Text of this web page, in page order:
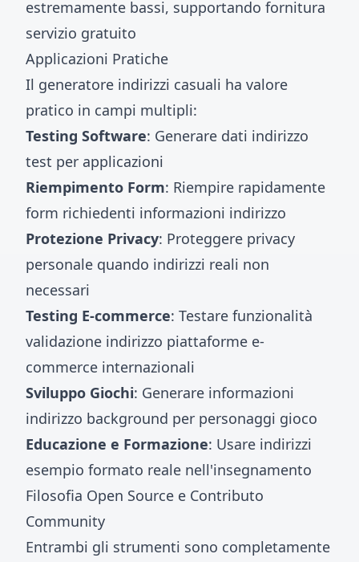
estremamente bassi, supportando fornitura
servizio gratuito
Applicazioni Pratiche
Il generatore indirizzi casuali ha valore
pratico in campi multipli:
Testing Software: Generare dati indirizzo
test per applicazioni
Riempimento Form: Riempire rapidamente
form richiedenti informazioni indirizzo
Protezione Privacy: Proteggere privacy
personale quando indirizzi reali non
necessari
Testing E-commerce: Testare funzionalità
validazione indirizzo piattaforme e-
commerce internazionali
Sviluppo Giochi: Generare informazioni
indirizzo background per personaggi gioco
Educazione e Formazione: Usare indirizzi
esempio formato reale nell'insegnamento
Filosofia Open Source e Contributo
Community
Entrambi gli strumenti sono completamente